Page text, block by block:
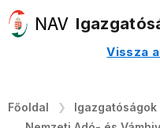
Vissza
Főoldal
Igazgatóságok